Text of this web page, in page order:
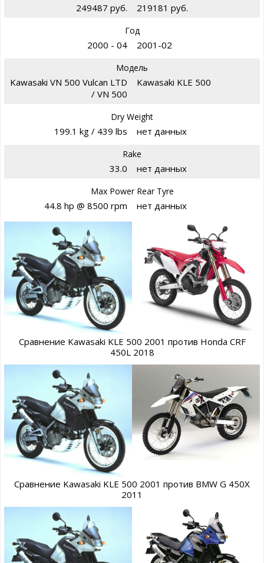
249487 руб. 219181 руб.
Год
2000 - 04 2001-02
Модель
Kawasaki VN 500 Vulcan LTD
/ VN 500
Kawasaki KLE 500
Dry Weight
199.1 kg / 439 lbs нет данных
Rake
33.0 нет данных
Max Power Rear Tyre
44.8 hp @ 8500 rpm нет данных
Сравнение Kawasaki KLE 500 2001 против Honda CRF
450L 2018
Сравнение Kawasaki KLE 500 2001 против BMW G 450X
2011